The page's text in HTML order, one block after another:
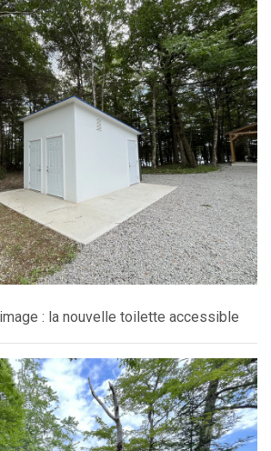
: la nouvelle toilette accessible